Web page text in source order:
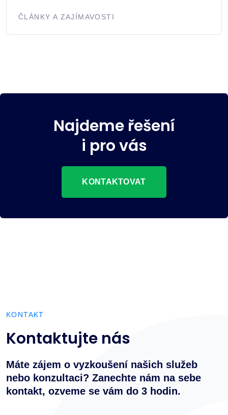
ČLÁNKY A ZAJÍMAVOSTI
Najdeme řešení
i pro vás
KONTAKTOVAT
KONTAKT
Kontaktujte nás
Máte zájem o vyzkoušení našich služeb
nebo konzultaci? Zanechte nám na sebe
kontakt, ozveme se vám do 3 hodin.